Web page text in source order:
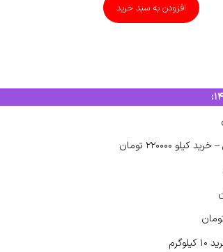
افزودن به سبد خرید
: